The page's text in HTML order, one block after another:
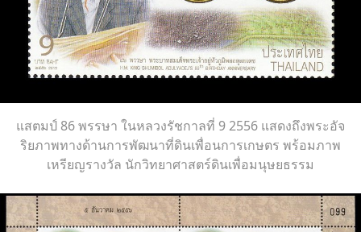
แสตมป์ 86 พรรษา ในหลวงรัชกาลที่ 9 2556 แสดงถึงพระอัจ
ริยภาพทางด้านการพัฒนาที่ดินเพื่อนการเกษตร พร้อมภาพ
เหรียญรางวัล นักวิทยาศาสตร์ดินเพื่อมนุษยธรรม